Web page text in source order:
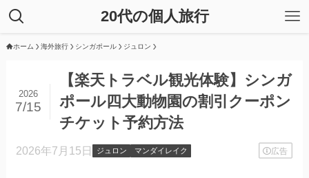
20代の個人旅行
ホーム 海外旅行 シンガポール ジュロン
【楽天トラベル観光体験】シンガ
ポール四大動物園の割引クーポン
チケット予約方法
2026
7/15
広告
ジュロン マンダイレイク
2026年7月15日